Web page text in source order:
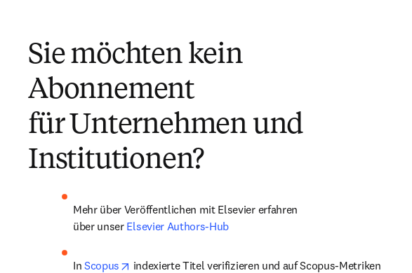
Sie möchten kein
Abonnement
für Unternehmen und
Institutionen? ​
Mehr über Veröffentlichen mit Elsevier erfahren
über unser Elsevier Authors-Hub
In Scopus opens in new tab/window
indexierte Titel verifizieren und auf Scopus-Metriken